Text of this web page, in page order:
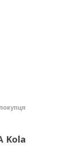
Kola